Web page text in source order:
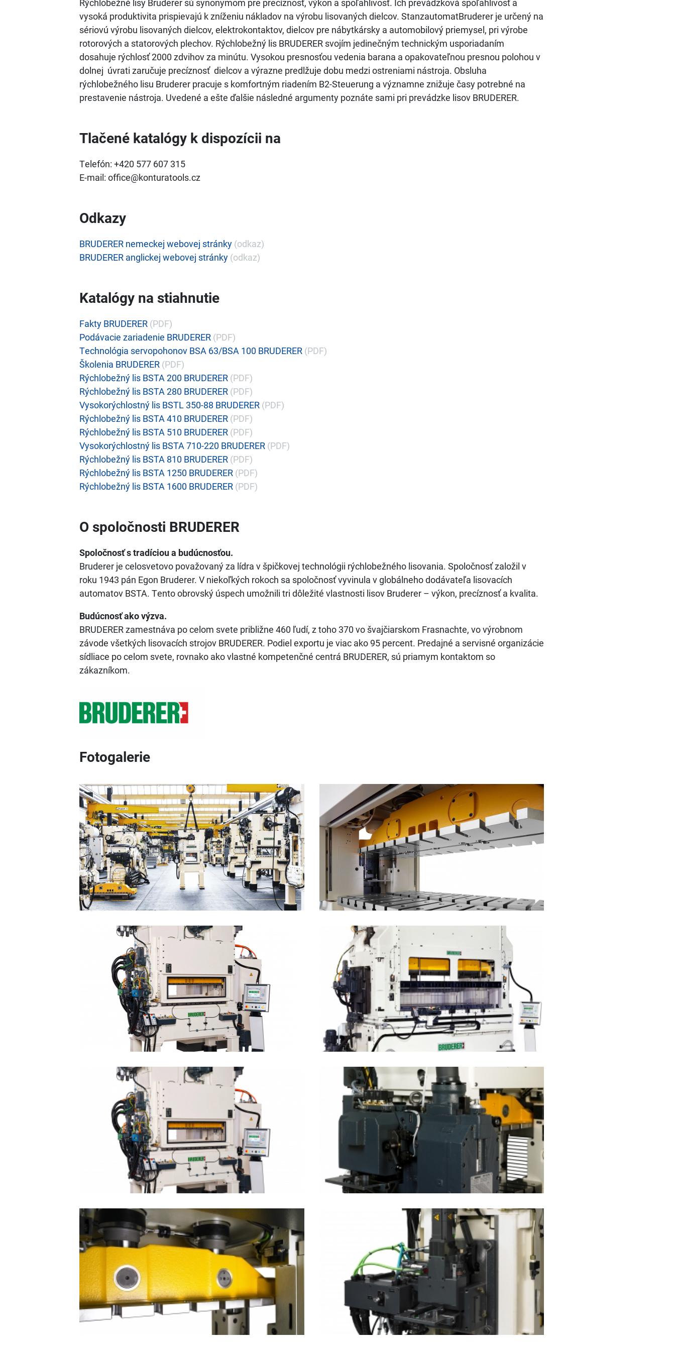
Rýchlobežné lisy Bruderer sú synonymom pre precíznosť, výkon a spoľahlivosť. Ich prevádzková spoľahlivosť a
vysoká produktivita prispievajú k zníženiu nákladov na výrobu lisovaných dielcov. StanzautomatBruderer je určený na
sériovú výrobu lisovaných dielcov, elektrokontaktov, dielcov pre nábytkársky a automobilový priemysel, pri výrobe
rotorových a statorových plechov. Rýchlobežný lis BRUDERER svojím jedinečným technickým usporiadaním
dosahuje rýchlosť 2000 zdvihov za minútu. Vysokou presnosťou vedenia barana a opakovateľnou presnou polohou v
dolnej úvrati zaručuje precíznosť dielcov a výrazne predlžuje dobu medzi ostreniami nástroja. Obsluha
rýchlobežného lisu Bruderer pracuje s komfortným riadením B2-Steuerung a významne znižuje časy potrebné na
prestavenie nástroja. Uvedené a ešte ďalšie následné argumenty poznáte sami pri prevádzke lisov BRUDERER.
Tlačené katalógy k dispozícii na
Telefón: +420 577 607 315
E-mail: office@konturatools.cz
Odkazy
BRUDERER nemeckej webovej stránky (odkaz)
BRUDERER anglickej webovej stránky (odkaz)
Katalógy na stiahnutie
Fakty BRUDERER (PDF)
Podávacie zariadenie BRUDERER (PDF)
Technológia servopohonov BSA 63/BSA 100 BRUDERER (PDF)
Školenia BRUDERER (PDF)
Rýchlobežný lis BSTA 200 BRUDERER (PDF)
Rýchlobežný lis BSTA 280 BRUDERER (PDF)
Vysokorýchlostný lis BSTL 350-88 BRUDERER (PDF)
Rýchlobežný lis BSTA 410 BRUDERER (PDF)
Rýchlobežný lis BSTA 510 BRUDERER (PDF)
Vysokorýchlostný lis BSTA 710-220 BRUDERER (PDF)
Rýchlobežný lis BSTA 810 BRUDERER (PDF)
Rýchlobežný lis BSTA 1250 BRUDERER (PDF)
Rýchlobežný lis BSTA 1600 BRUDERER (PDF)
O spoločnosti BRUDERER
Spoločnosť s tradíciou a budúcnosťou.
Bruderer je celosvetovo považovaný za lídra v špičkovej technológii rýchlobežného lisovania. Spoločnosť založil v
roku 1943 pán Egon Bruderer. V niekoľkých rokoch sa spoločnosť vyvinula v globálneho dodávateľa lisovacích
automatov BSTA. Tento obrovský úspech umožnili tri dôležité vlastnosti lisov Bruderer – výkon, precíznosť a kvalita.
Budúcnosť ako výzva.
BRUDERER zamestnáva po celom svete približne 460 ľudí, z toho 370 vo švajčiarskom Frasnachte, vo výrobnom
závode všetkých lisovacích strojov BRUDERER. Podiel exportu je viac ako 95 percent. Predajné a servisné organizácie
sídliace po celom svete, rovnako ako vlastné kompetenčné centrá BRUDERER, sú priamym kontaktom so
zákazníkom.
Fotogalerie